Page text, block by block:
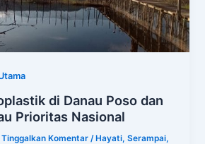
di Danau Poso dan
Prioritas Nasional
Tinggalkan Komentar / Hayati,Serampai,